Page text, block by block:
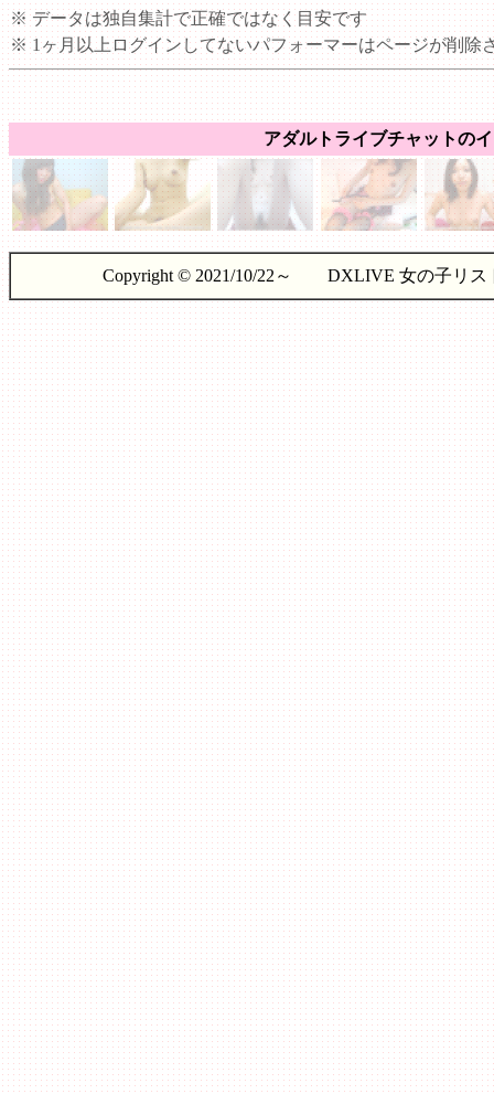
※ データは独自集計で正確ではなく目安です
※ 1ヶ月以上ログインしてないパフォーマーはページが削除
アダルトライブチャットの
Copyright © 2021/10/22～ DXLIVE 女の子